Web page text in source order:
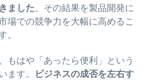
ました。その結果を製品開発に
場での競争力を大幅に高めるこ
。
もはや「あったら便利」という
ます。
ビジネスの成否を左右す